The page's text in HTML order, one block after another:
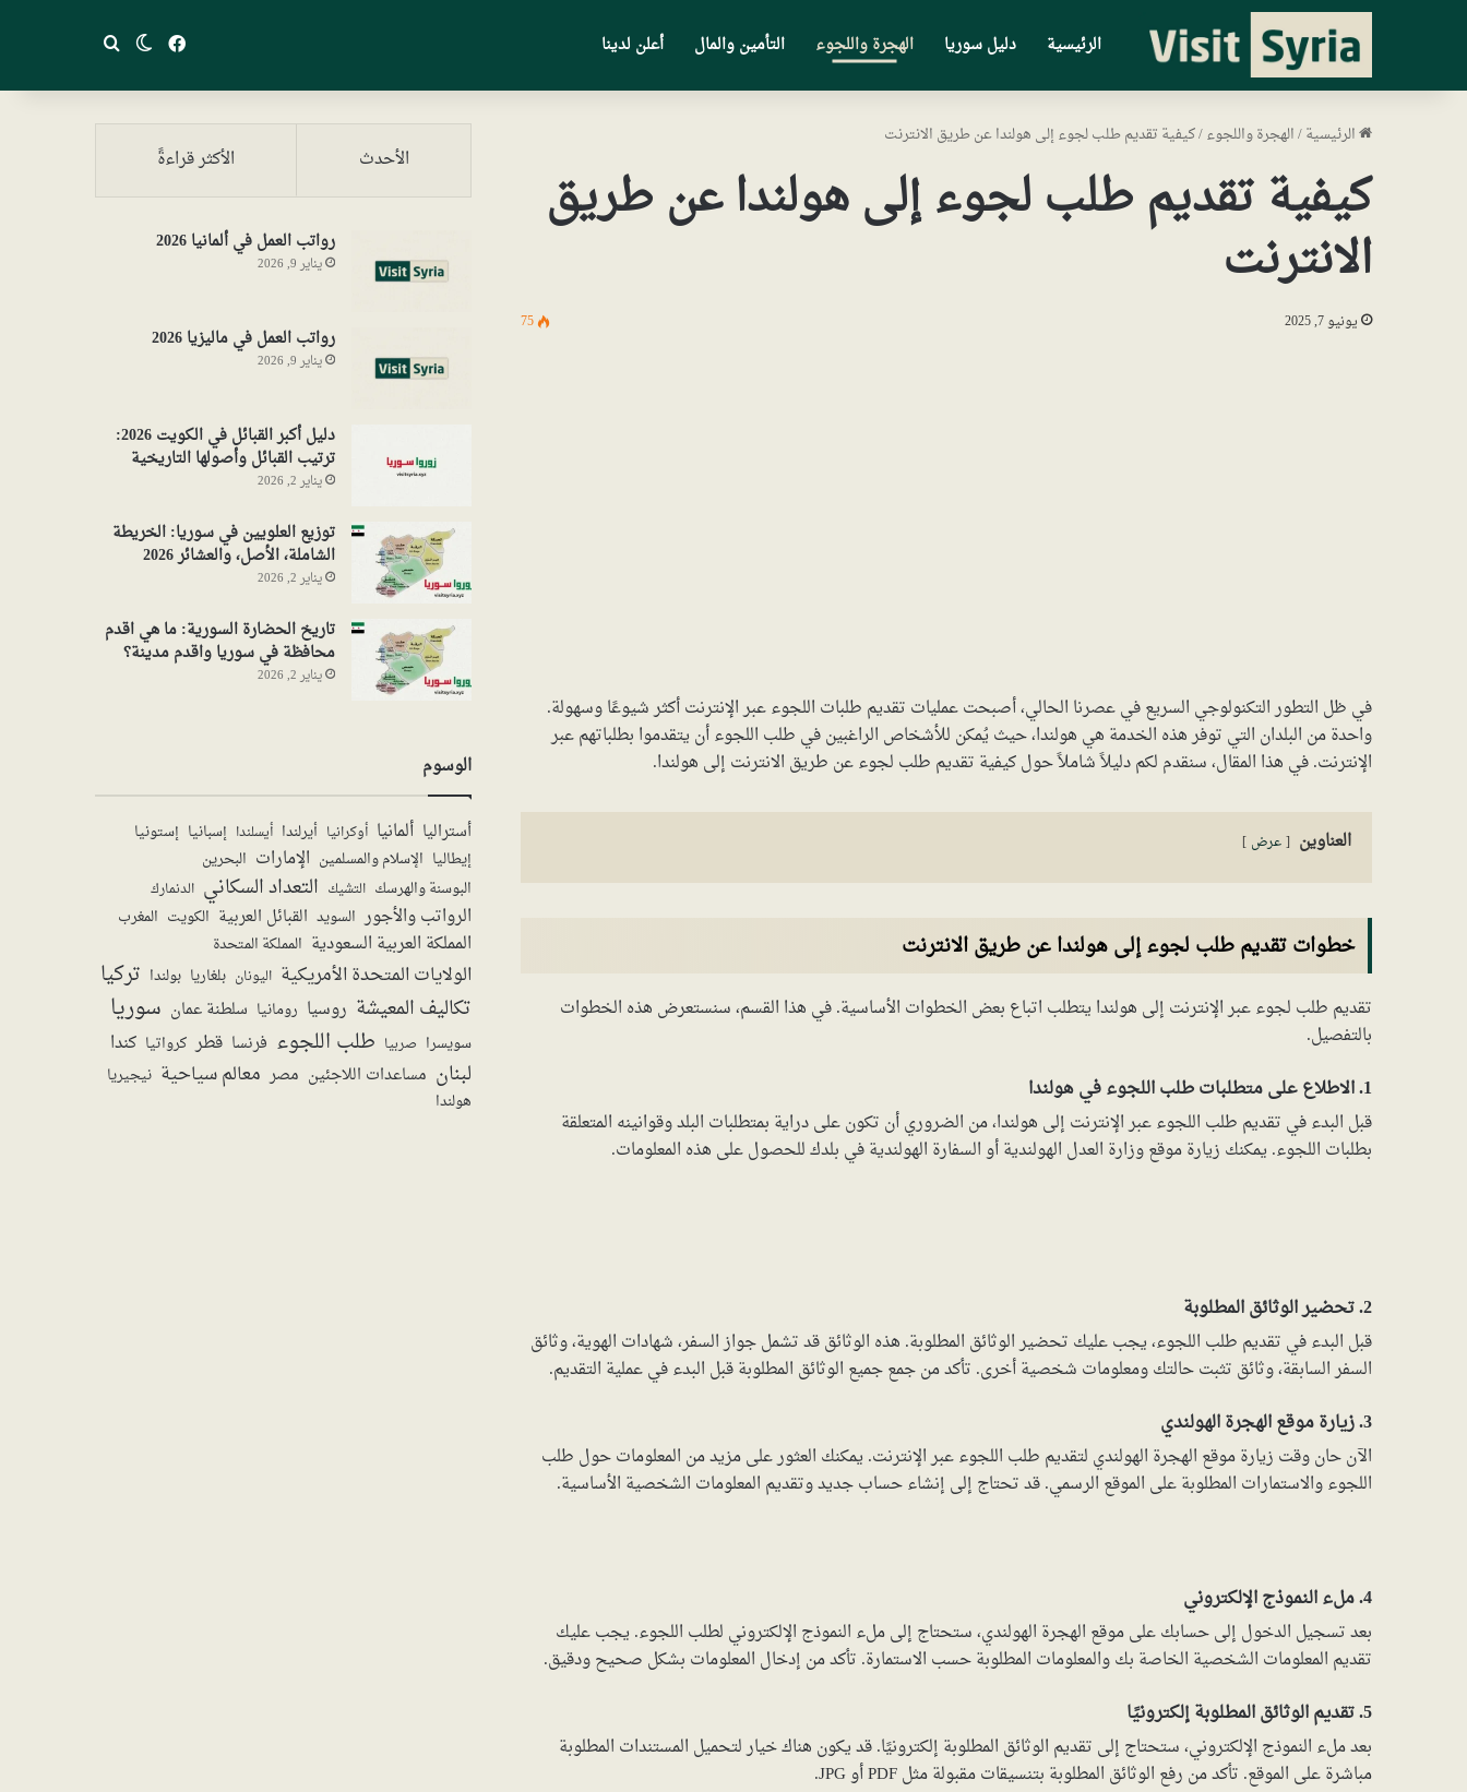
الرئيسية دليل سوريا الهجرة واللجوء التأمين والمال أعلن لدينا فيسبوكالوضع المظلم
بحث عن
الرئيسية/الهجرة واللجوء/كيفية تقديم طلب لجوء إلى هولندا عن طريق الانترنت
كيفية تقديم طلب لجوء إلى هولندا عن طريق
الانترنت
يونيو 7, 2025 75
في ظل التطور التكنولوجي السريع في عصرنا الحالي، أصبحت عمليات تقديم طلبات اللجوء عبر الإنترنت أكثر شيوعًا وسهولة.
واحدة من البلدان التي توفر هذه الخدمة هي هولندا، حيث يُمكن للأشخاص الراغبين في طلب اللجوء أن يتقدموا بطلباتهم عبر
الإنترنت. في هذا المقال، سنقدم لكم دليلاً شاملاً حول كيفية تقديم طلب لجوء عن طريق الانترنت إلى هولندا.
العناوين عرض
خطوات تقديم طلب لجوء إلى هولندا عن طريق الانترنت
تقديم طلب لجوء عبر الإنترنت إلى هولندا يتطلب اتباع بعض الخطوات الأساسية. في هذا القسم، سنستعرض هذه الخطوات
بالتفصيل.
1. الاطلاع على متطلبات طلب اللجوء في هولندا
قبل البدء في تقديم طلب اللجوء عبر الإنترنت إلى هولندا، من الضروري أن تكون على دراية بمتطلبات البلد وقوانينه المتعلقة
بطلبات اللجوء. يمكنك زيارة موقع وزارة العدل الهولندية أو السفارة الهولندية في بلدك للحصول على هذه المعلومات.
2. تحضير الوثائق المطلوبة
قبل البدء في تقديم طلب اللجوء، يجب عليك تحضير الوثائق المطلوبة. هذه الوثائق قد تشمل جواز السفر، شهادات الهوية، وثائق
السفر السابقة، وثائق تثبت حالتك ومعلومات شخصية أخرى. تأكد من جمع جميع الوثائق المطلوبة قبل البدء في عملية التقديم.
3. زيارة موقع الهجرة الهولندي
الآن حان وقت زيارة موقع الهجرة الهولندي لتقديم طلب اللجوء عبر الإنترنت. يمكنك العثور على مزيد من المعلومات حول طلب
اللجوء والاستمارات المطلوبة على الموقع الرسمي. قد تحتاج إلى إنشاء حساب جديد وتقديم المعلومات الشخصية الأساسية.
4. ملء النموذج الإلكتروني
بعد تسجيل الدخول إلى حسابك على موقع الهجرة الهولندي، ستحتاج إلى ملء النموذج الإلكتروني لطلب اللجوء. يجب عليك
تقديم المعلومات الشخصية الخاصة بك والمعلومات المطلوبة حسب الاستمارة. تأكد من إدخال المعلومات بشكل صحيح ودقيق.
5. تقديم الوثائق المطلوبة إلكترونيًا
بعد ملء النموذج الإلكتروني، ستحتاج إلى تقديم الوثائق المطلوبة إلكترونيًا. قد يكون هناك خيار لتحميل المستندات المطلوبة
مباشرة على الموقع. تأكد من رفع الوثائق المطلوبة بتنسيقات مقبولة مثل PDF أو JPG.
الأحدث الأكثر قراءةً
رواتب العمل في ألمانيا 2026
يناير 9, 2026
رواتب العمل في ماليزيا 2026
يناير 9, 2026
دليل أكبر القبائل في الكويت 2026:
ترتيب القبائل وأصولها التاريخية
يناير 2, 2026
توزيع العلويين في سوريا: الخريطة
الشاملة، الأصل، والعشائر 2026
يناير 2, 2026
تاريخ الحضارة السورية: ما هي اقدم
محافظة في سوريا واقدم مدينة؟
يناير 2, 2026
الوسوم
أستراليا ألمانيا أوكرانيا أيرلندا أيسلندا إسبانيا إستونيا
إيطاليا الإسلام والمسلمين الإمارات البحرين
البوسنة والهرسك التشيك التعداد السكاني الدنمارك
الرواتب والأجور السويد القبائل العربية الكويت المغرب
المملكة العربية السعودية المملكة المتحدة
الولايات المتحدة الأمريكية اليونان بلغاريا بولندا تركيا
تكاليف المعيشة روسيا رومانيا سلطنة عمان سوريا
سويسرا صربيا طلب اللجوء فرنسا قطر كرواتيا كندا
لبنان مساعدات اللاجئين مصر معالم سياحية نيجيريا
هولندا